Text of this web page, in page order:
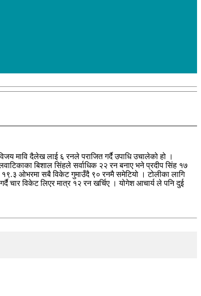
मावि दैलेख लाई ६ रनले पराजित गर्दै उपाधि उचालेको हो ।
बिशाल सिंहले सर्वाधिक २२ रन बनाए भने प्रदीप सिंह १७
१९.३ ओभरमा सबै विकेट गुमाउँदै ९० रनमै समेटियो । टोलीका लागि
चार विकेट लिएर मात्र १२ रन खर्चिए । योगेश आचार्य ले पनि दुई